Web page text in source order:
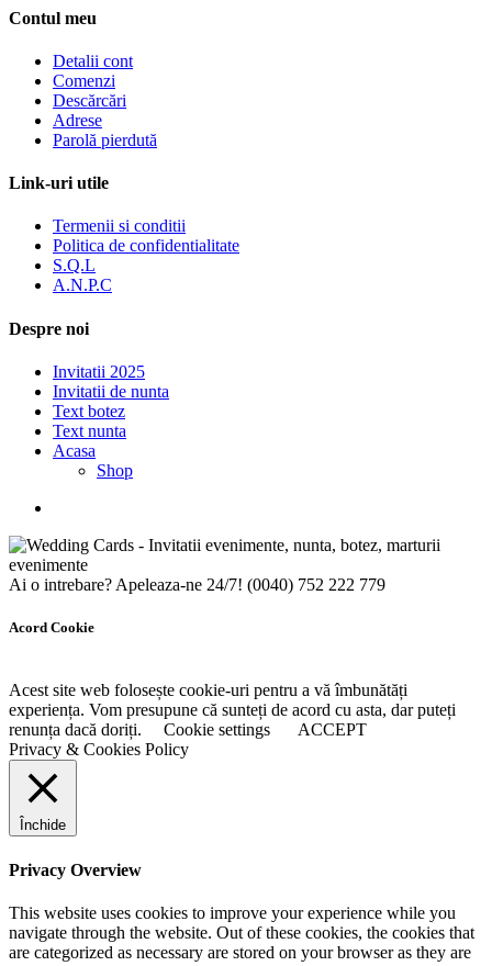
Contul meu
Detalii cont
Comenzi
Descărcări
Adrese
Parolă pierdută
Link-uri utile
Termenii si conditii
Politica de confidentialitate
S.Q.L
A.N.P.C
Despre noi
Invitatii 2025
Invitatii de nunta
Text botez
Text nunta
Acasa
Shop
Ai o intrebare? Apeleaza-ne 24/7! (0040) 752 222 779
Acord Cookie
Acest site web folosește cookie-uri pentru a vă îmbunătăți
experiența. Vom presupune că sunteți de acord cu asta, dar puteți
renunța dacă doriți.
Cookie settings
ACCEPT
Privacy & Cookies Policy
Închide
Privacy Overview
This website uses cookies to improve your experience while you
navigate through the website. Out of these cookies, the cookies that
are categorized as necessary are stored on your browser as they are